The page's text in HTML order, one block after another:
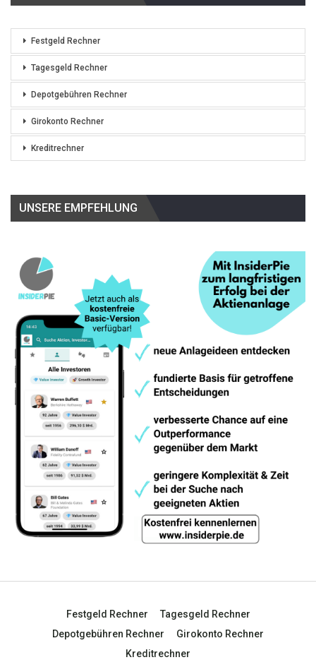
Festgeld Rechner
Tagesgeld Rechner
Depotgebühren Rechner
Girokonto Rechner
Kreditrechner
UNSERE EMPFEHLUNG
Festgeld Rechner
Tagesgeld Rechner
Depotgebühren Rechner
Girokonto Rechner
Kreditrechner